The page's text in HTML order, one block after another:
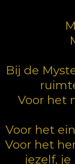
Bij de
Voor het
Voor het
Voor het
jezelf,